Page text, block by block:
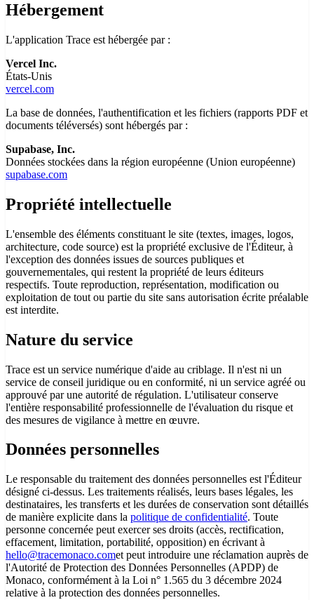
Hébergement
L'application Trace est hébergée par :
Vercel Inc.
États-Unis
vercel.com
La base de données, l'authentification et les fichiers (rapports PDF et
documents téléversés) sont hébergés par :
Supabase, Inc.
Données stockées dans la région européenne (Union européenne)
supabase.com
Propriété intellectuelle
L'ensemble des éléments constituant le site (textes, images, logos,
architecture, code source) est la propriété exclusive de l'Éditeur, à
l'exception des données issues de sources publiques et
gouvernementales, qui restent la propriété de leurs éditeurs
respectifs. Toute reproduction, représentation, modification ou
exploitation de tout ou partie du site sans autorisation écrite préalable
est interdite.
Nature du service
Trace est un service numérique d'aide au criblage. Il n'est ni un
service de conseil juridique ou en conformité, ni un service agréé ou
approuvé par une autorité de régulation. L'utilisateur conserve
l'entière responsabilité professionnelle de l'évaluation du risque et
des mesures de vigilance à mettre en œuvre.
Données personnelles
Le responsable du traitement des données personnelles est l'Éditeur
désigné ci-dessus. Les traitements réalisés, leurs bases légales, les
destinataires, les transferts et les durées de conservation sont détaillés
de manière explicite dans la politique de confidentialité. Toute
personne concernée peut exercer ses droits (accès, rectification,
effacement, limitation, portabilité, opposition) en écrivant à
hello@tracemonaco.comet peut introduire une réclamation auprès de
l'Autorité de Protection des Données Personnelles (APDP) de
Monaco, conformément à la Loi n° 1.565 du 3 décembre 2024
relative à la protection des données personnelles.